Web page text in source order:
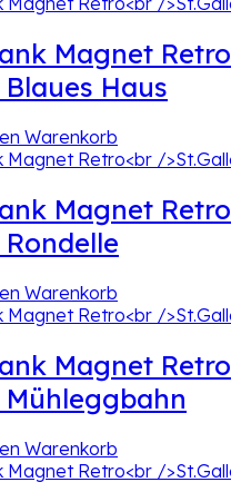
Magnet Retro
Haus
Warenkorb
Magnet Retro
Warenkorb
Magnet Retro
Mühleggbahn
Warenkorb